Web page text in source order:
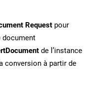
Request pour
document
de l’instance
conversion à partir de